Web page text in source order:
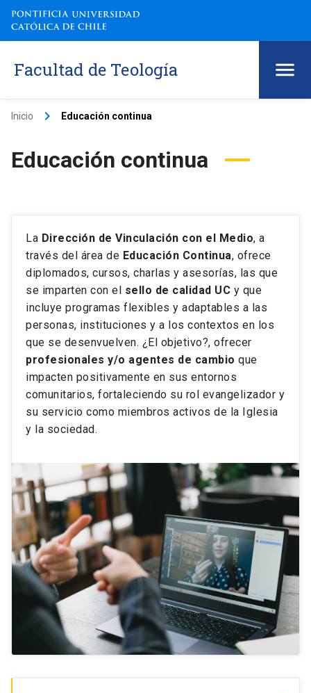
Facultad de Teología
Inicio keyboard_arrow_right Educación continua
Educación continua
La Dirección de Vinculación con el Medio, a
través del área de Educación Continua, ofrece
diplomados, cursos, charlas y asesorías, las que
se imparten con el sello de calidad UC y que
incluye programas flexibles y adaptables a las
personas, instituciones y a los contextos en los
que se desenvuelven. ¿El objetivo?, ofrecer
profesionales y/o agentes de cambio que
impacten positivamente en sus entornos
comunitarios, fortaleciendo su rol evangelizador y
su servicio como miembros activos de la Iglesia
y la sociedad.